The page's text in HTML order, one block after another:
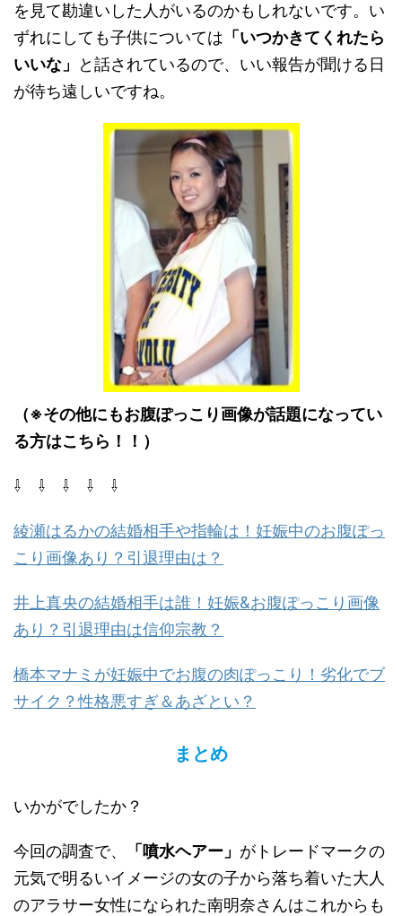
を見て勘違いした人がいるのかもしれないです。い
ずれにしても子供については 「いつかきてくれたら
いいな」
と話されているので、いい報告が聞ける日
が待ち遠しいですね。
（※その他にもお腹ぽっこり画像が話題になってい
る方はこちら！！）
⇩ ⇩ ⇩ ⇩ ⇩
綾瀬はるかの結婚相手や指輪は！妊娠中のお腹ぽっ
こり画像あり？引退理由は？
井上真央の結婚相手は誰！妊娠&お腹ぽっこり画像
あり？引退理由は信仰宗教？
橋本マナミが妊娠中でお腹の肉ぽっこり！劣化でブ
サイク？性格悪すぎ＆あざとい？
まとめ
いかがでしたか？
今回の調査で、 「噴水ヘアー」 がトレードマークの
元気で明るいイメージの女の子から落ち着いた大人
のアラサー女性になられた南明奈さんはこれからも